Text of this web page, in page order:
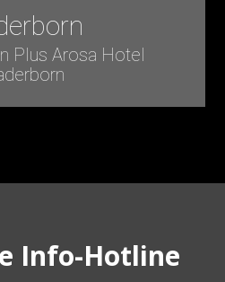
Plus Arosa Hotel
Info-Hotline